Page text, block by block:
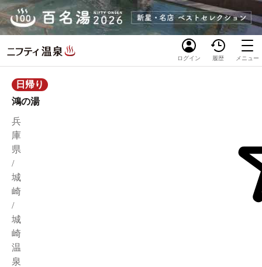
ログイン 履歴 メニュー
日帰り
鴻の湯
兵
庫
県
/
城
崎
/
城
崎
温
泉